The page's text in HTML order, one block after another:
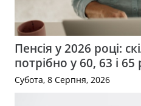
Пенсія у 2026 році:
потрібно у 60, 63 і 65
Субота, 8 Серпня, 2026